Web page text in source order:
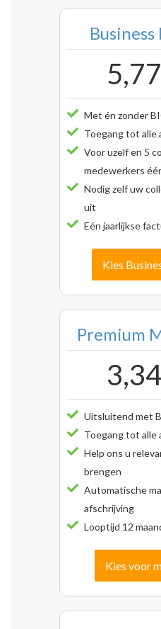
5,77
Met én zonder
Toegang tot alle
Voor uzelf en 5
medewerkers
Nodig zelf uw
uit
Eén jaarlijkse
Kies
Premium
3,34
Uitsluitend met
Toegang tot alle
Help ons u
brengen
Automatische
afschrijving
Looptijd 12
Kies voor